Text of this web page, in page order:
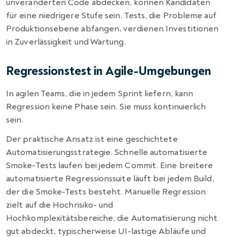
für eine niedrigere Stufe sein. Tests, die Probleme auf
Produktionsebene abfangen, verdienen Investitionen
in Zuverlässigkeit und Wartung.
Regressionstest in Agile-Umgebungen
In agilen Teams, die in jedem Sprint liefern, kann
Regression keine Phase sein. Sie muss kontinuierlich
sein.
Der praktische Ansatz ist eine geschichtete
Automatisierungsstrategie. Schnelle automatisierte
Smoke-Tests laufen bei jedem Commit. Eine breitere
automatisierte Regressionssuite läuft bei jedem Build,
der die Smoke-Tests besteht. Manuelle Regression
zielt auf die Hochrisiko- und
Hochkomplexitätsbereiche, die Automatisierung nicht
gut abdeckt, typischerweise UI-lastige Abläufe und